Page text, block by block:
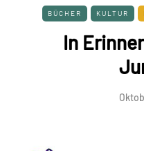
BÜCHER KULTUR
In